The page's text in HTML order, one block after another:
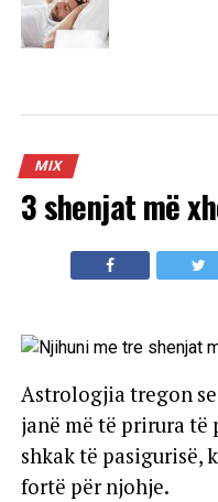
MIX
3 shenjat më
Astrologjia tregon
janë më të prirura
shkak të pasigurisë,
fortë për njohje.